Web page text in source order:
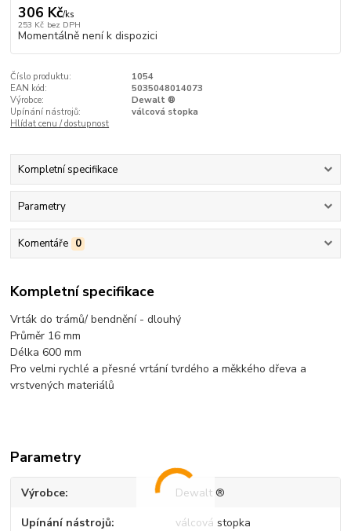
306 Kč/ks
253 Kč bez DPH
Momentálně není k dispozici
Číslo produktu:
1054
EAN kód:
5035048014073
Výrobce:
Dewalt ®
Upínání nástrojů:
válcová stopka
Hlídat cenu / dostupnost
Kompletní specifikace
Parametry
Komentáře 0
Kompletní specifikace
Vrták do trámů/ bendnění - dlouhý
Průměr 16 mm
Délka 600 mm
Pro velmi rychlé a přesné vrtání tvrdého a měkkého dřeva a
vrstvených materiálů
Parametry
Výrobce Dewalt ®
Upínání nástrojů válcová stopka